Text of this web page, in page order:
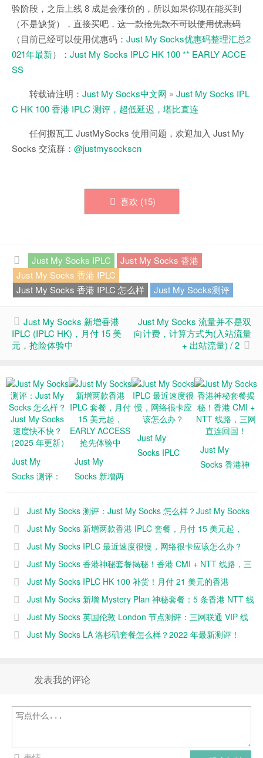
验阶段，之后上线 8 成是会涨价的，所以如果你现在能买到
（不是缺货），直接买吧， 这一款抢先款不可以使用优惠码
（目前已经可以使用优惠码： Just My Socks优惠码整理汇总2
021年最新）： Just My Socks IPLC HK 100 ** EARLY ACCE
SS
转载请注明： Just My Socks中文网 » Just My Socks IPL
C HK 100 香港 IPLC 测评，超低延迟，堪比直连
任何搬瓦工 JustMySocks 使用问题，欢迎加入 Just My
Socks 交流群： @justmysockscn
喜欢 (15)
Just My Socks IPLC
Just My Socks 香港
Just My Socks 香港 IPLC
Just My Socks 香港 IPLC 怎么样
Just My Socks测评
Just My Socks 新增香港
IPLC (IPLC HK)，月付 15 美
元，抢险体验中
Just My Socks 流量并不是双
向计费，计算方式为(入站流量
+ 出站流量) / 2
Just My
Socks 测评：
Socks 怎么
样？Just My
Socks 速度快
不快？
（2025 年更
新）
Just My
Socks 新增两
套餐，月付
EARLY
ACCESS 抢
先体验中
Just My
Socks IPLC
Just My
Socks 香港神
NTT 线路，
三网直连回
Just My Socks 测评：Just My Socks 怎么样？Just My Socks
速度快不快？（2025 年更新）
Just My Socks 新增两款香港 IPLC 套餐，月付 15 美元起，
EARLY ACCESS 抢先体验中
Just My Socks IPLC 最近速度很慢，网络很卡应该怎么办？
Just My Socks 香港神秘套餐揭秘！香港 CMI + NTT 线路，三
网直连回国！
Just My Socks IPLC HK 100 补货！月付 21 美元的香港
IPLC！Just My Socks 新增 Mystery Plan 神秘套餐：5 条香港 NTT 线
路，月付 8.99 美元
Just My Socks 英国伦敦 London 节点测评：三网联通 VIP 线
路，国内速度快
Just My Socks LA 洛杉矶套餐怎么样？2022 年最新测评！
发表我的评论